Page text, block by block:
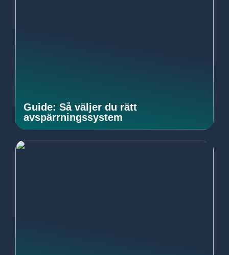
Guide: Så väljer du rätt
avspärrningssystem